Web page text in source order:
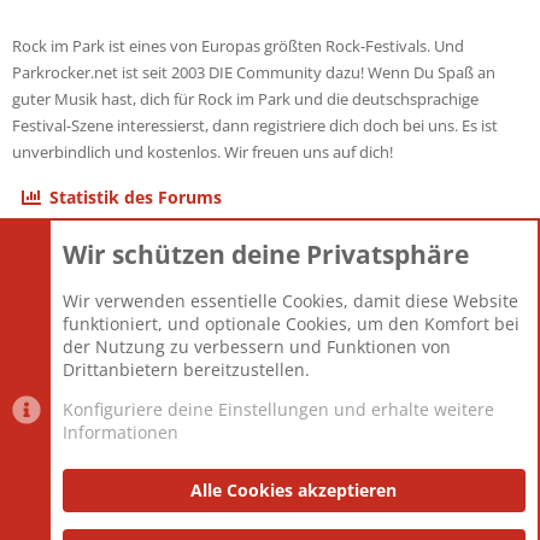
Rock im Park ist eines von Europas größten Rock-Festivals. Und
Parkrocker.net ist seit 2003 DIE Community dazu! Wenn Du Spaß an
guter Musik hast, dich für Rock im Park und die deutschsprachige
Festival-Szene interessierst, dann registriere dich doch bei uns. Es ist
unverbindlich und kostenlos. Wir freuen uns auf dich!
Statistik des Forums
Themen
Mitglieder
12.427
Neuestes Mitglied
Berlin
Datenschutzerklärung Impressum
Wir schützen deine Privatsphäre
Wir verwenden essentielle Cookies, damit diese Website
funktioniert, und optionale Cookies, um den Komfort bei
der Nutzung zu verbessern und Funktionen von
Drittanbietern bereitzustellen.
Konfiguriere deine Einstellungen und erhalte weitere
Informationen
Alle Cookies akzeptieren